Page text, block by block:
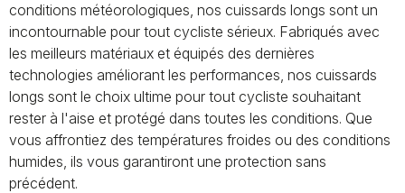
conditions météorologiques, nos cuissards longs sont un
incontournable pour tout cycliste sérieux. Fabriqués avec
les meilleurs matériaux et équipés des dernières
technologies améliorant les performances, nos cuissards
longs sont le choix ultime pour tout cycliste souhaitant
rester à l'aise et protégé dans toutes les conditions. Que
vous affrontiez des températures froides ou des conditions
humides, ils vous garantiront une protection sans
précédent.